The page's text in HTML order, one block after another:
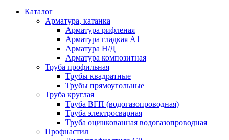
Каталог
Арматура, катанка
Арматура рифленая
Арматура гладкая A1
Арматура Н/Д
Арматура композитная
Труба профильная
Трубы квадратные
Трубы прямоугольные
Труба круглая
Труба ВГП (водогазопроводная)
Труба электросварная
Труба оцинкованная водогазопроводная
Профнастил